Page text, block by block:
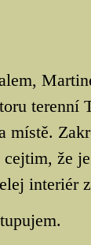
terenní
místě.
cejtim, že
interiér